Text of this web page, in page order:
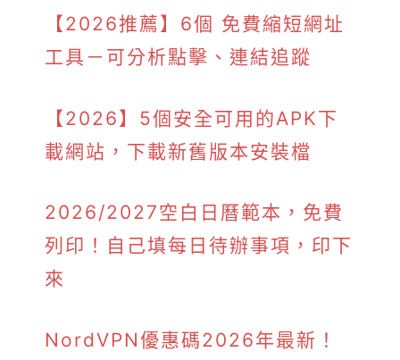
【2026推薦】6個 免費縮短網址
工具－可分析點擊、連結追蹤
【2026】5個安全可用的APK下
載網站，下載新舊版本安裝檔
2026/2027空白日曆範本，免費
列印！自己填每日待辦事項，印下
來
NordVPN優惠碼2026年最新！